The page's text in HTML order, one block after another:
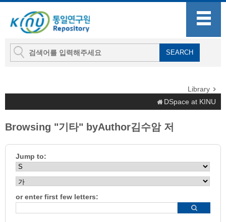
Library
DSpace at KINU
Browsing "기타" byAuthor김수암 저
Jump to:
or enter first few letters: